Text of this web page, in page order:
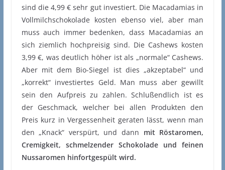
sind die 4,99 € sehr gut investiert. Die Macadamias in
Vollmilchschokolade kosten ebenso viel, aber man
muss auch immer bedenken, dass Macadamias an
sich ziemlich hochpreisig sind. Die Cashews kosten
3,99 €, was deutlich höher ist als „normale“ Cashews.
Aber mit dem Bio-Siegel ist dies „akzeptabel“ und
„korrekt“ investiertes Geld. Man muss aber gewillt
sein den Aufpreis zu zahlen. Schlußendlich ist es
der Geschmack, welcher bei allen Produkten den
Preis kurz in Vergessenheit geraten lässt, wenn man
den „Knack“ verspürt, und dann mit Röstaromen,
Cremigkeit, schmelzender Schokolade und feinen
Nussaromen hinfortgespült wird.